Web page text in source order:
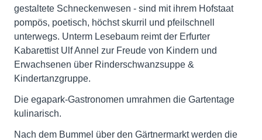
gestaltete Schneckenwesen - sind mit ihrem Hofstaat
pompös, poetisch, höchst skurril und pfeilschnell
unterwegs. Unterm Lesebaum reimt der Erfurter
Kabarettist Ulf Annel zur Freude von Kindern und
Erwachsenen über Rinderschwanzsuppe &
Kindertanzgruppe.
Die egapark-Gastronomen umrahmen die Gartentage
kulinarisch.
Nach dem Bummel über den Gärtnermarkt werden die